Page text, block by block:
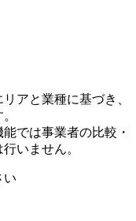
アと業種に基づき、
では事業者の比較・
いません。
い